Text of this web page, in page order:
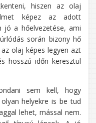
hiszen az olaj
képez az adott
jó a hőelvezetése, ami
során bizony hő
olaj képes legyen azt
hosszú időn keresztül
sem kell, hogy
helyekre is be tud
lehet, mással nem.